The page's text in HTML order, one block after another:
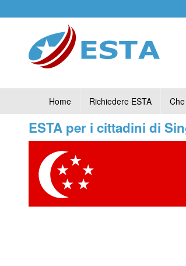
Home Richiedere ESTA
ESTA per i cittadini di